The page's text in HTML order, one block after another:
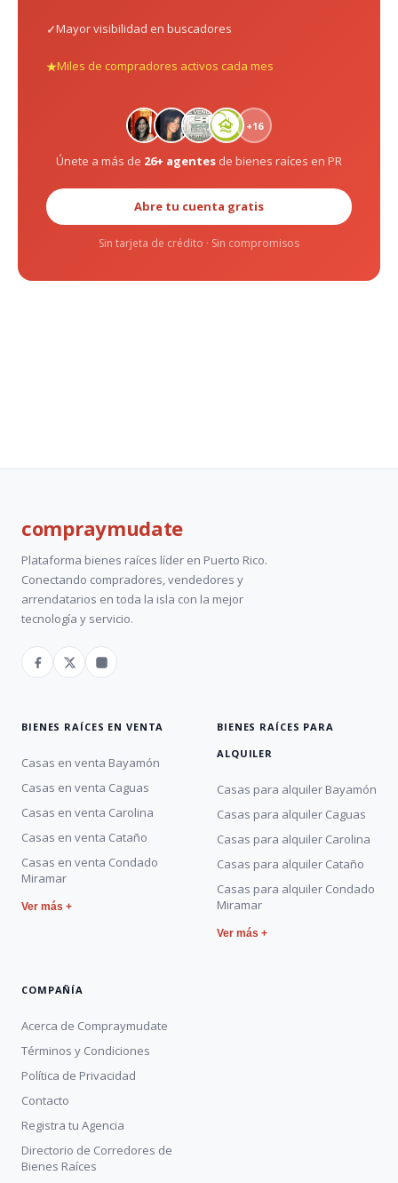
Mayor visibilidad en buscadores
Miles de compradores activos cada mes
+16
Únete a más de 26+ agentes de bienes raíces en PR
Abre tu cuenta gratis
Sin tarjeta de crédito · Sin compromisos
compraymudate
Plataforma bienes raíces líder en Puerto Rico.
Conectando compradores, vendedores y
arrendatarios en toda la isla con la mejor
tecnología y servicio.
BIENES RAÍCES EN VENTA
Casas en venta Bayamón
Casas en venta Caguas
Casas en venta Carolina
Casas en venta Cataño
Casas en venta Condado
Miramar
Ver más +
BIENES RAÍCES PARA
ALQUILER
Casas para alquiler Bayamón
Casas para alquiler Caguas
Casas para alquiler Carolina
Casas para alquiler Cataño
Casas para alquiler Condado
Miramar
Ver más +
COMPAÑÍA
Acerca de Compraymudate
Términos y Condiciones
Política de Privacidad
Contacto
Registra tu Agencia
Directorio de Corredores de
Bienes Raíces